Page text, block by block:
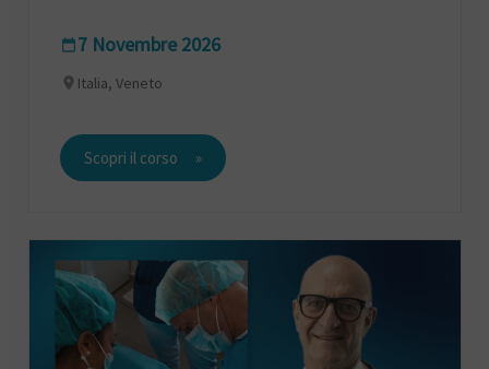
7 Novembre 2026
Italia, Veneto
Scopri il corso